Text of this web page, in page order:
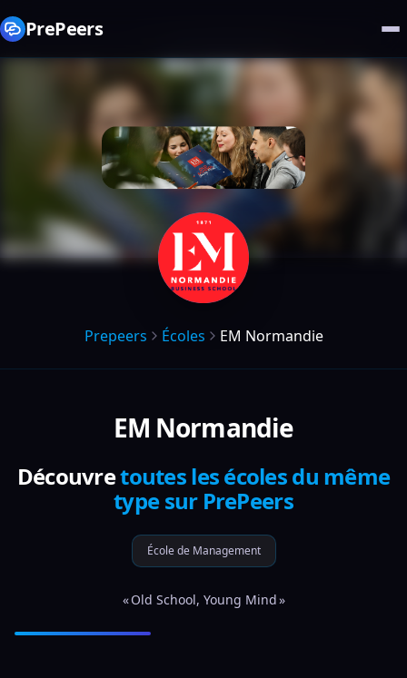
PrePeers
Prepeers Écoles EM Normandie
EM Normandie
Découvretoutes les écoles du même
type sur PrePeers
École de Management
« Old School, Young Mind »